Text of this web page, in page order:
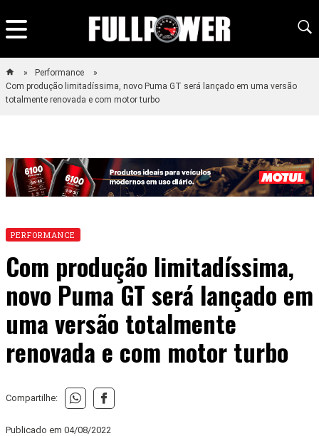
Performance
Com produção limitadíssima, novo Puma GT será lançado em uma versão
totalmente renovada e com motor turbo
PERFORMANCE
Com produção limitadíssima,
novo Puma GT será lançado em
uma versão totalmente
renovada e com motor turbo
Compartilhe:
Publicado em 04/08/2022